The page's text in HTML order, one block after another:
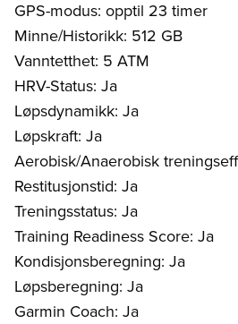
GPS-modus: opptil 23 timer
Minne/Historikk: 512 GB
Vanntetthet: 5 ATM
HRV-Status: Ja
Løpsdynamikk: Ja
Løpskraft: Ja
Aerobisk/Anaerobisk
Restitusjonstid: Ja
Treningsstatus: Ja
Training Readiness Score: Ja
Kondisjonsberegning: Ja
Løpsberegning: Ja
Garmin Coach: Ja